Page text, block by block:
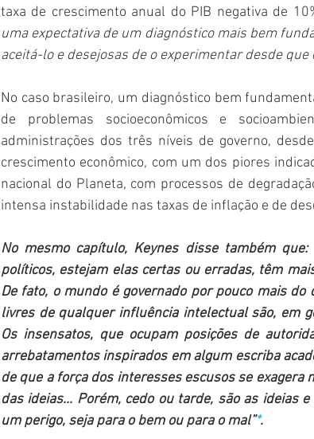
taxa de crescimento anual do PIB negativa de
uma expectativa de um diagnóstico mais bem
aceitá-lo e desejosas de o experimentar desde
No caso brasileiro, um diagnóstico bem
de problemas socioeconômicos e
administrações dos três níveis de governo,
crescimento econômico, com um dos piores
nacional do Planeta, com processos de
intensa instabilidade nas taxas de inflação e de
No mesmo capítulo, Keynes disse também
políticos, estejam elas certas ou erradas, têm
De fato, o mundo é governado por pouco mais
livres de qualquer influência intelectual são, em
Os insensatos, que ocupam posições de
arrebatamentos inspirados em algum escriba
de que a força dos interesses escusos se
das ideias... Porém, cedo ou tarde, são as ideias
um perigo, seja para o bem ou para o mal”*.